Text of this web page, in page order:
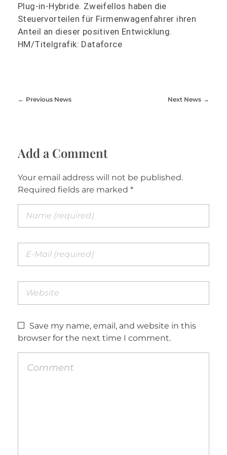
Plug-in-Hybride. Zweifellos haben die
Steuervorteilen für Firmenwagenfahrer ihren
Anteil an dieser positiven Entwicklung.
HM/Titelgrafik: Dataforce
Previous News Next News
Add a Comment
Your email address will not be published.
Required fields are marked *
Save my name, email, and website in this
browser for the next time I comment.